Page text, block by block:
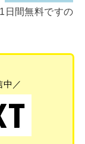
日間無料ですの
中／